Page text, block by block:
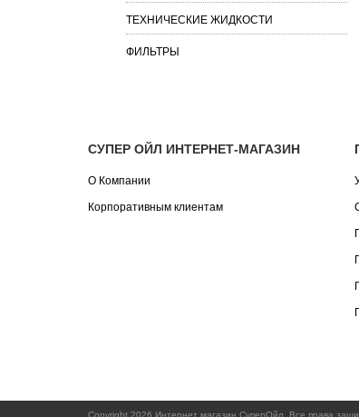
ТЕХНИЧЕСКИЕ ЖИДКОСТИ
ФИЛЬТРЫ
СУПЕР ОЙЛ ИНТЕРНЕТ-МАГАЗИН
О Компании
Корпоративным клиентам
Copyright 2026 Интернет магазин СуперОйл. Все права